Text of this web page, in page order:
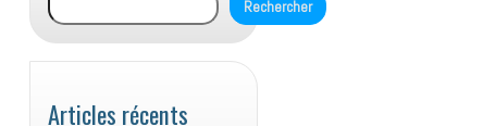
Rechercher
Articles récents